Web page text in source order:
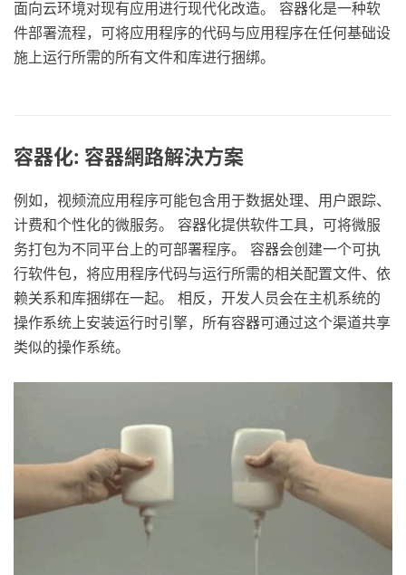
面向云环境对现有应用进行现代化改造。 容器化是一种软
件部署流程，可将应用程序的代码与应用程序在任何基础设
施上运行所需的所有文件和库进行捆绑。
容器化: 容器網路解決方案
例如，视频流应用程序可能包含用于数据处理、用户跟踪、
计费和个性化的微服务。 容器化提供软件工具，可将微服
务打包为不同平台上的可部署程序。 容器会创建一个可执
行软件包，将应用程序代码与运行所需的相关配置文件、依
赖关系和库捆绑在一起。 相反，开发人员会在主机系统的
操作系统上安装运行时引擎，所有容器可通过这个渠道共享
类似的操作系统。